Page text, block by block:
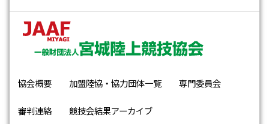
協会概要 加盟陸協・協力団体一覧 専門委員会
審判連絡 競技会結果アーカイブ